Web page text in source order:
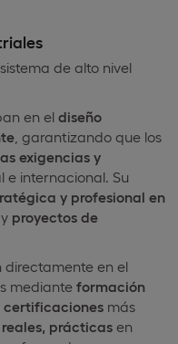
de alto nivel
en el diseño
, garantizando que los
exigencias y
e internacional. Su
y profesional en
proyectos de
en el
mediante formación
certificaciones más
prácticas en